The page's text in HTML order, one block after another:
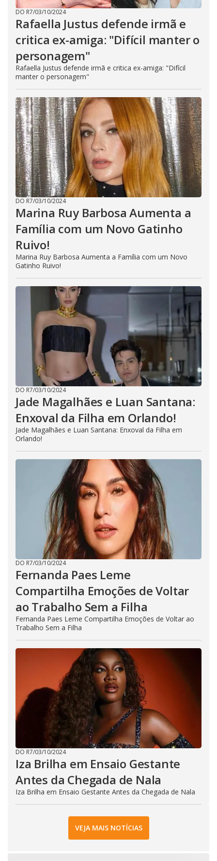
DO R7/03/10/2024
Rafaella Justus defende irmã e
critica ex-amiga: "Difícil manter o
personagem"
Rafaella Justus defende irmã e critica ex-amiga: "Difícil
manter o personagem"
DO R7/03/10/2024
Marina Ruy Barbosa Aumenta a
Família com um Novo Gatinho
Ruivo!
Marina Ruy Barbosa Aumenta a Família com um Novo
Gatinho Ruivo!
DO R7/03/10/2024
Jade Magalhães e Luan Santana:
Enxoval da Filha em Orlando!
Jade Magalhães e Luan Santana: Enxoval da Filha em
Orlando!
DO R7/03/10/2024
Fernanda Paes Leme
Compartilha Emoções de Voltar
ao Trabalho Sem a Filha
Fernanda Paes Leme Compartilha Emoções de Voltar ao
Trabalho Sem a Filha
DO R7/03/10/2024
Iza Brilha em Ensaio Gestante
Antes da Chegada de Nala
Iza Brilha em Ensaio Gestante Antes da Chegada de Nala
VEJA MAIS NOTÍCIAS